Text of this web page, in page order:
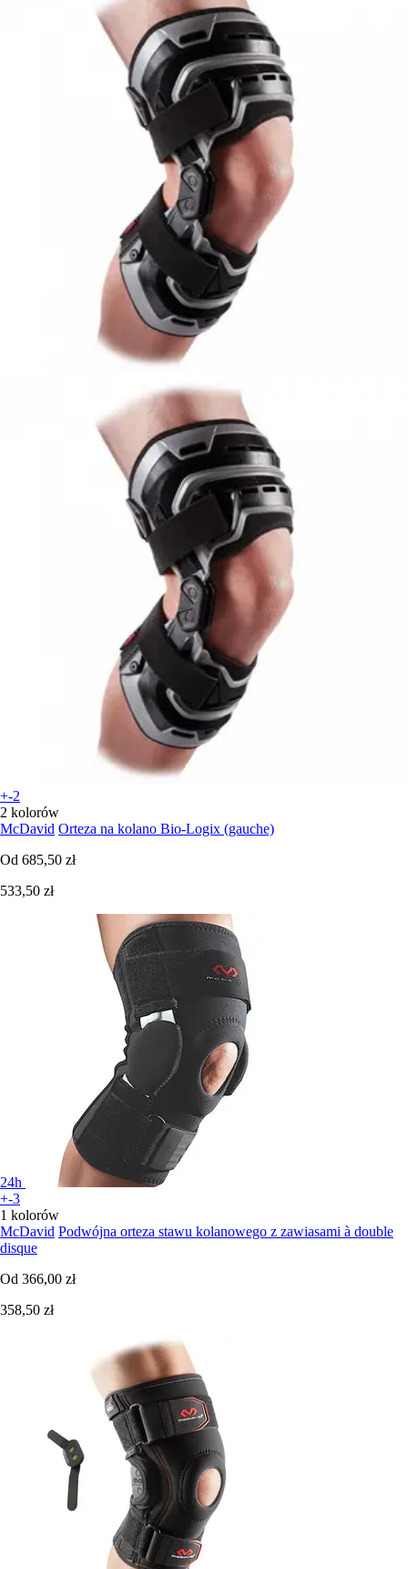
+-2
2 kolorów
McDavid Orteza na kolano Bio-Logix (gauche)
Od 685,50 zł
533,50 zł
24h
+-3
1 kolorów
McDavid Podwójna orteza stawu kolanowego z zawiasami à double
disque
Od 366,00 zł
358,50 zł